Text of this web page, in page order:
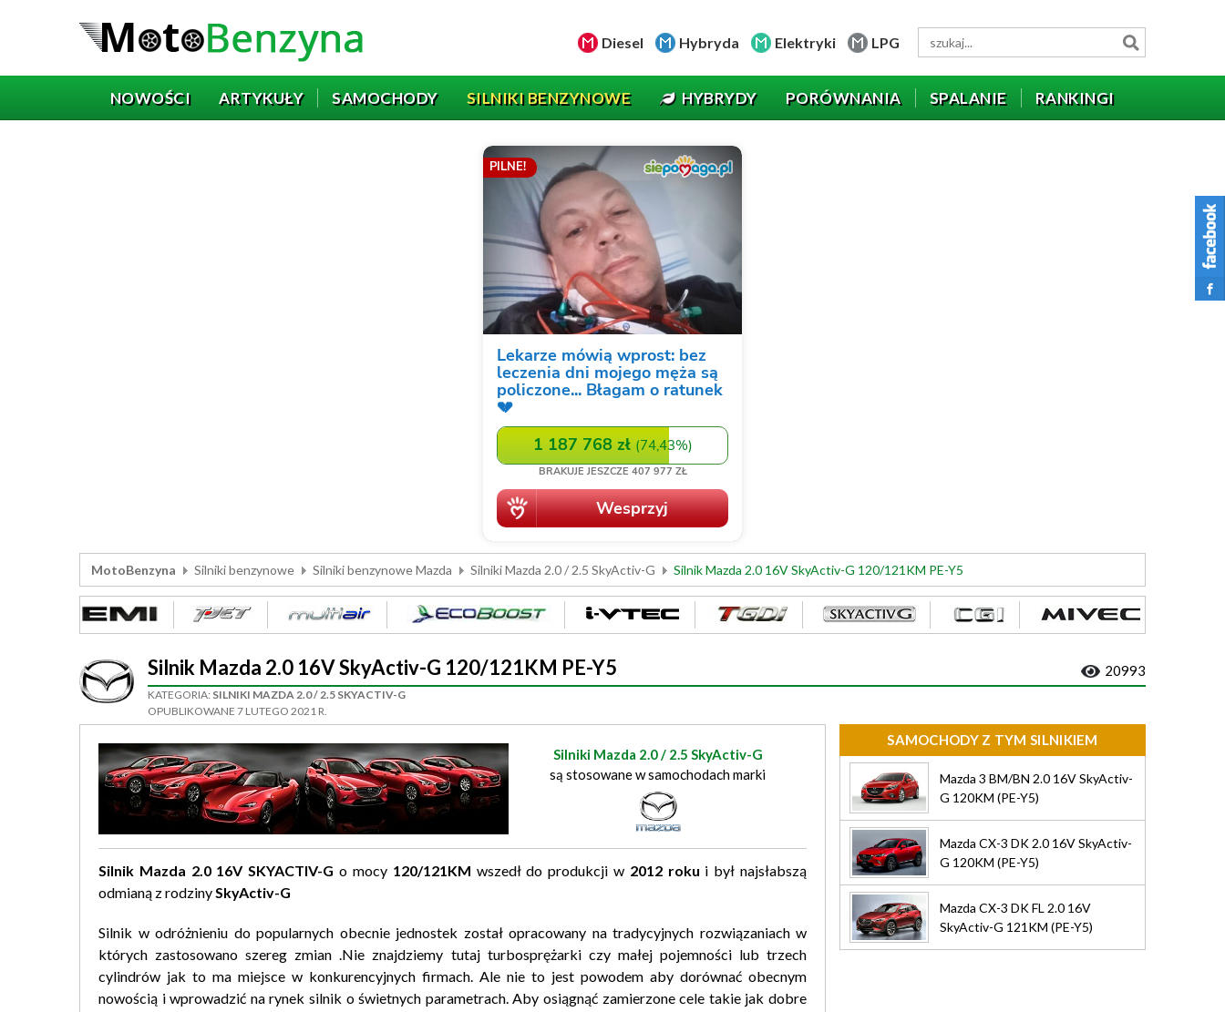
Diesel Hybryda Elektryki LPG
NOWOŚCI ARTYKUŁY SAMOCHODY SILNIKI BENZYNOWE HYBRYDY PORÓWNANIA SPALANIE RANKINGI
MotoBenzyna Silniki benzynowe Silniki benzynowe Mazda Silniki Mazda 2.0 / 2.5 SkyActiv-G Silnik Mazda 2.0 16V SkyActiv-G 120/121KM PE-Y5
Silnik Mazda 2.0 16V SkyActiv-G 120/121KM PE-Y5 20993
KATEGORIA: SILNIKI MAZDA 2.0 / 2.5 SKYACTIV-G
OPUBLIKOWANE 7 LUTEGO 2021 R.
Silniki Mazda 2.0 / 2.5 SkyActiv-G
są stosowane w samochodach marki
Silnik Mazda 2.0 16V SKYACTIV-G o mocy 120/121KM wszedł do produkcji w 2012 roku i był najsłabszą
odmianą z rodzinySkyActiv-G
Silnik w odróżnieniu do popularnych obecnie jednostek został opracowany na tradycyjnych rozwiązaniach w
których zastosowano szereg zmian .Nie znajdziemy tutaj turbosprężarki czy małej pojemności lub trzech
cylindrów jak to ma miejsce w konkurencyjnych firmach. Ale nie to jest powodem aby dorównać obecnym
nowością i wprowadzić na rynek silnik o świetnych parametrach. Aby osiągnąć zamierzone cele takie jak dobre
SAMOCHODY Z TYM SILNIKIEM
Mazda 3 BM/BN 2.0 16V SkyActiv-
G 120KM (PE-Y5)
Mazda CX-3 DK 2.0 16V SkyActiv-
G 120KM (PE-Y5)
Mazda CX-3 DK FL 2.0 16V
SkyActiv-G 121KM (PE-Y5)